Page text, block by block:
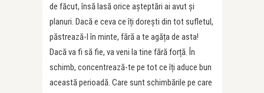
de făcut, însă lasă orice așteptări ai avut și
planuri. Dacă e ceva ce îți dorești din tot sufletul,
păstrează-l în minte, fără a te agăța de asta!
Dacă va fi să fie, va veni la tine fără forță. În
schimb, concentrează-te pe tot ce îți aduce bun
această perioadă. Care sunt schimbările pe care